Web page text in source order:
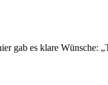
gab es klare Wünsche: